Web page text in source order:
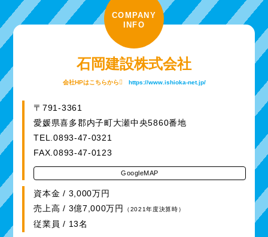
COMPANY
INFO
石岡建設株式会社
会社HPはこちらから https://www.ishioka-net.jp/
〒791-3361
愛媛県喜多郡内子町大瀬中央5860番地
TEL.0893-47-0321
FAX.0893-47-0123
GoogleMAP
資本金 / 3,000万円
売上高 / 3億7,000万円
（2021年度決算時）
従業員 / 13名